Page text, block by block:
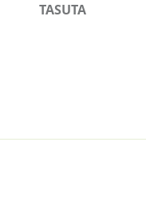
TASUTA